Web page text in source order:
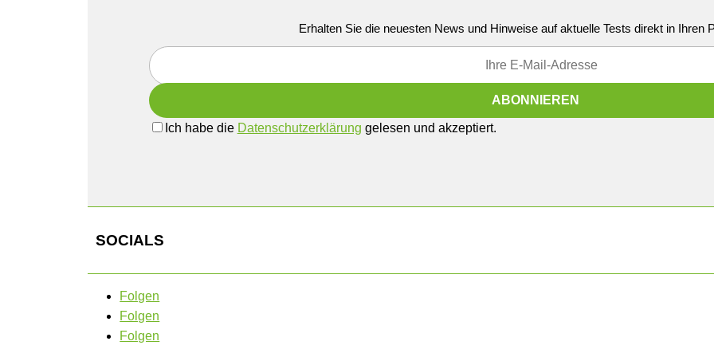
Erhalten Sie die neuesten News und Hinweise auf aktuelle Tests direkt in Ihren
Ich habe die Datenschutzerklärung gelesen und akzeptiert.
SOCIALS
Folgen
Folgen
Folgen